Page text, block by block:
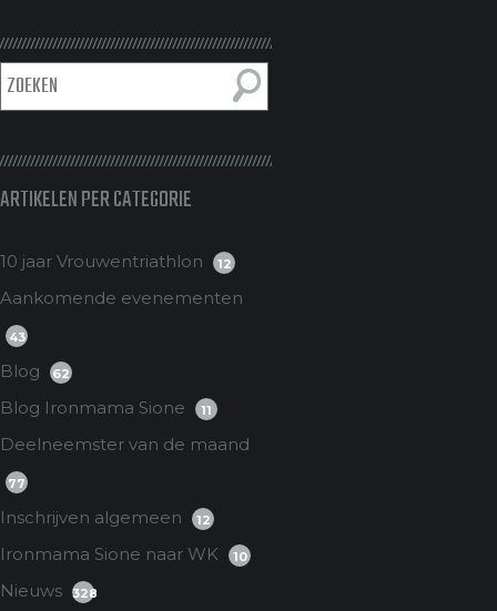
ARTIKELEN PER CATEGORIE
10 jaar Vrouwentriathlon 12
Aankomende evenementen
43
Blog 62
Blog Ironmama Sione 11
Deelneemster van de maand
77
Inschrijven algemeen 12
Ironmama Sione naar WK 10
Nieuws 328